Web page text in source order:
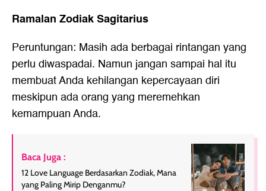
Ramalan Zodiak Sagitarius
Peruntungan: Masih ada berbagai rintangan yang
perlu diwaspadai. Namun jangan sampai hal itu
membuat Anda kehilangan kepercayaan diri
meskipun ada orang yang meremehkan
kemampuan Anda.
Baca Juga :
12 Love Language Berdasarkan Zodiak, Mana
yang Paling Mirip Denganmu?